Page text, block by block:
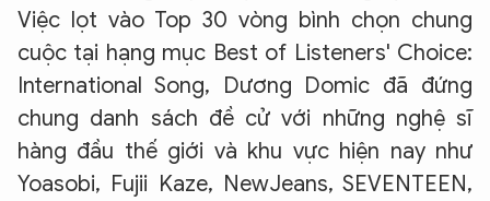
Việc lọt vào Top 30 vòng bình chọn chung
cuộc tại hạng mục Best of Listeners' Choice:
International Song, Dương Domic đã đứng
chung danh sách đề cử với những nghệ sĩ
hàng đầu thế giới và khu vực hiện nay như
Yoasobi, Fujii Kaze, NewJeans, SEVENTEEN,